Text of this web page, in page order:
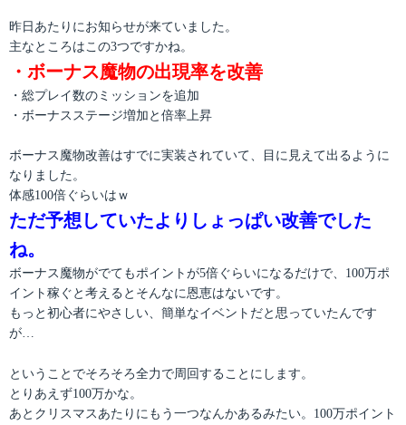
昨日あたりにお知らせが来ていました。
主なところはこの3つですかね。
・ボーナス魔物の出現率を改善
・総プレイ数のミッションを追加
・ボーナスステージ増加と倍率上昇
ボーナス魔物改善はすでに実装されていて、目に見えて出るように
なりました。
体感100倍ぐらいはｗ
ただ予想していたよりしょっぱい改善でした
ね。
ボーナス魔物がでてもポイントが5倍ぐらいになるだけで、100万ポ
イント稼ぐと考えるとそんなに恩恵はないです。
もっと初心者にやさしい、簡単なイベントだと思っていたんです
が…
ということでそろそろ全力で周回することにします。
とりあえず100万かな。
あとクリスマスあたりにもう一つなんかあるみたい。100万ポイント